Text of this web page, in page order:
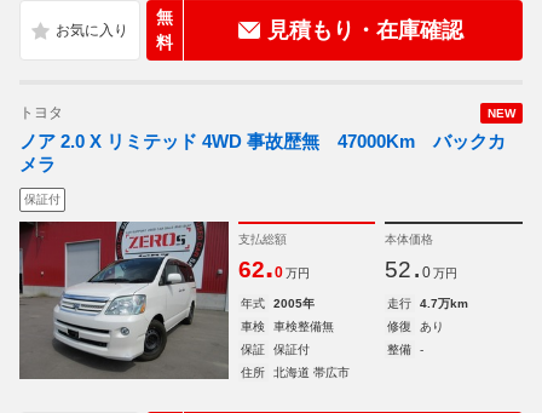
無
料
見積もり・在庫確認
NEW
トヨタ
ノア 2.0 X リミテッド 4WD 事故歴無 47000Km バックカ
メラ
保証付
支払総額
62.0 万円
本体価格
52. 0 万円
年式 2005年 走行
4.7万km
車検
車検整備無 修復
あり
保証
保証付 整備
-
住所
北海道 帯広市